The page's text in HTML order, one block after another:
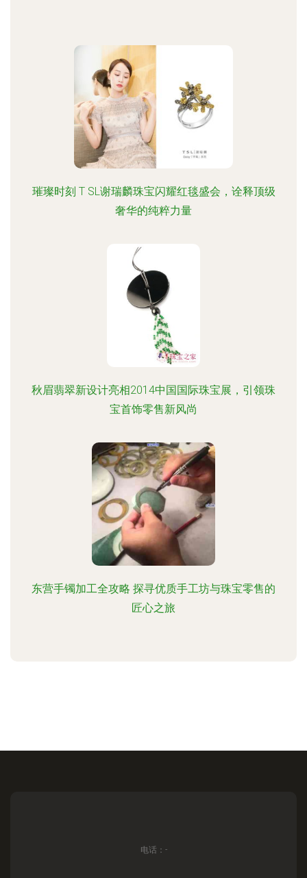
璀璨时刻 T SL谢瑞麟珠宝闪耀红毯盛会，诠释顶级
奢华的纯粹力量
秋眉翡翠新设计亮相2014中国国际珠宝展，引领珠
宝首饰零售新风尚
东营手镯加工全攻略 探寻优质手工坊与珠宝零售的
匠心之旅
电话：-